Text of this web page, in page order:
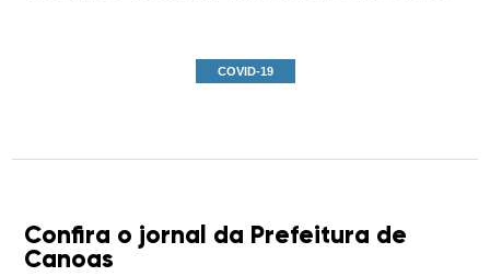
COVID-19
Confira o jornal da Prefeitura de
Canoas